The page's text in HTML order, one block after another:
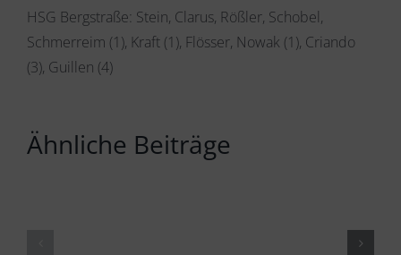
HSG Bergstraße: Stein, Clarus, Rößler, Schobel,
Schmerreim (1), Kraft (1), Flösser, Nowak (1), Criando
(3), Guillen (4)
Ähnliche Beiträge